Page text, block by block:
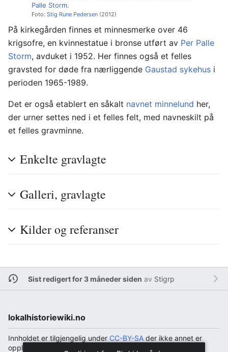
Palle Storm.
Foto: Stig Rune Pedersen(2012)
På kirkegården finnes et minnesmerke over 46
krigsofre, en kvinnestatue i bronse utført av Per Palle
Storm, avduket i 1952. Her finnes også et felles
gravsted for døde fra nærliggende Gaustad sykehus i
perioden 1965-1989.
Det er også etablert en såkalt navnet minnelund her,
der urner settes ned i et felles felt, med navneskilt på
et felles gravminne.
Enkelte gravlagte
Galleri, gravlagte
Kilder og referanser
Sist redigert for 3 måneder siden av Stigrp
lokalhistoriewiki.no
Innholdet er tilgjengelig under CC-BY-SA der ikke annet er
opplyst.